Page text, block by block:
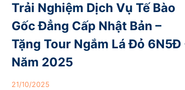
Trải Nghiệm Dịch Vụ Tế Bào
Gốc Đẳng Cấp Nhật Bản –
Tặng Tour Ngắm Lá Đỏ 6N5Đ
Năm 2025
21/10/2025